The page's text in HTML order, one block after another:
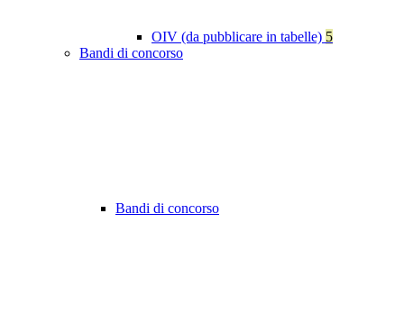
OIV (da pubblicare in tabelle) 5
Bandi di concorso
Bandi di concorso